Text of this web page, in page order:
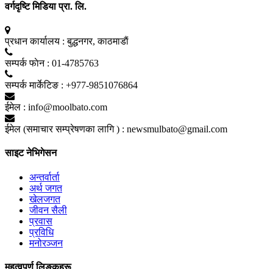
वर्गदृष्टि मिडिया प्रा. लि.
प्रधान कार्यालय : बुद्धनगर, काठमाडाैं
सम्पर्क फाेन : 01-4785763
सम्पर्क मार्केटिङ : +977-9851076864
ईमेल : info@moolbato.com
ईमेल (समाचार सम्प्रेषणका लागि ) : newsmulbato@gmail.com
साइट नेभिगेसन
अन्तर्वार्ता
अर्थ जगत
खेलजगत
जीवन सैली
प्रवास
प्रविधि
मनोरञ्जन
महत्वपूर्ण लिङ्कहरू